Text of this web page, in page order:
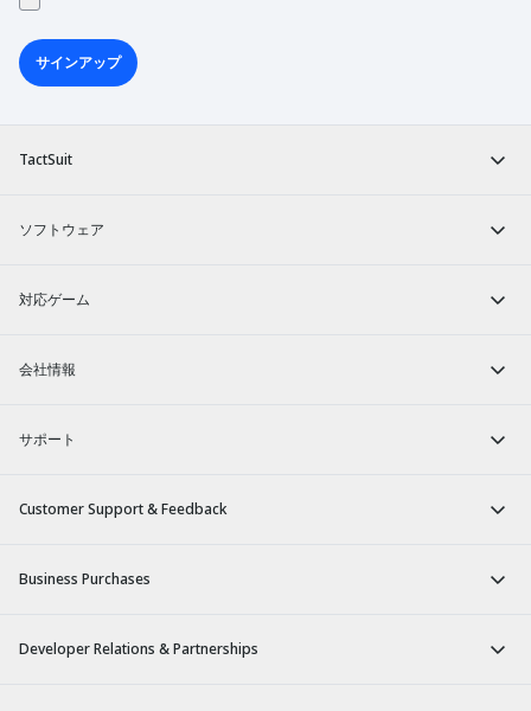
TactSuit
ソフトウェア
対応ゲーム
会社情報
サポート
Customer Support & Feedback
Business Purchases
Developer Relations & Partnerships
サインアップ